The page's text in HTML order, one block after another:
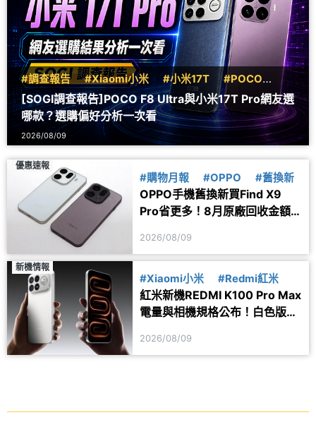
#調查報告 #Xiaomi小米 #小米17T
#POCO
#F8
[SOGI調查報告]POCO F8 Ultra與小米17T Pro網友選
哪款？選購偏好分析一次看
2026/08/09
優惠速報
#購物月報 #OPPO #舊換新
OPPO手機舊換新買Find X9
Pro省更多！8月原廠回收金額
2026/08/09
新機情報
#Xiaomi小米 #Redmi紅米
紅米新機REDMI K100 Pro Max
電量與相機規格公布！白色版本
2026/08/09